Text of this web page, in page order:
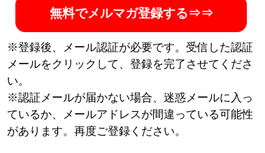
無料でメルマガ登録する⇒⇒
※登録後、メール認証が必要です。受信した認証
メールをクリックして、登録を完了させてくださ
い。
※認証メールが届かない場合、迷惑メールに入っ
ているか、メールアドレスが間違っている可能性
があります。再度ご登録ください。